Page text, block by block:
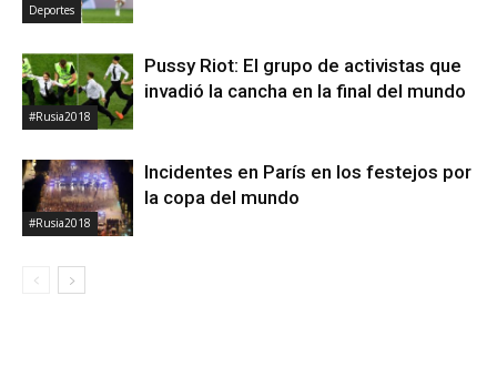
Deportes
#Rusia2018
Pussy Riot: El grupo de activistas que
invadió la cancha en la final del mundo
#Rusia2018
Incidentes en París en los festejos por
la copa del mundo